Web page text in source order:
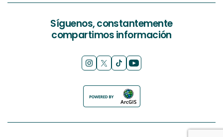
Síguenos, constantemente
compartimos información